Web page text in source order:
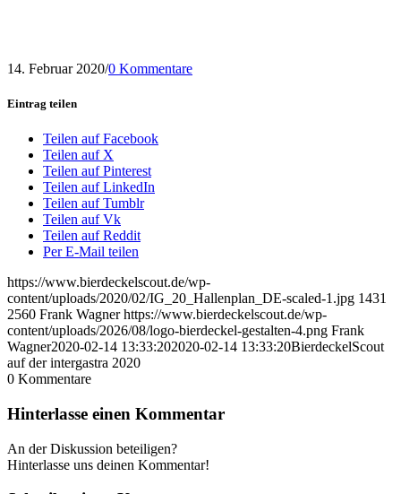
14. Februar 2020/0 Kommentare
Eintrag teilen
Teilen auf Facebook
Teilen auf X
Teilen auf Pinterest
Teilen auf LinkedIn
Teilen auf Tumblr
Teilen auf Vk
Teilen auf Reddit
Per E-Mail teilen
https://www.bierdeckelscout.de/wp-
content/uploads/2020/02/IG_20_Hallenplan_DE-scaled-1.jpg 1431
2560 Frank Wagner https://www.bierdeckelscout.de/wp-
content/uploads/2026/08/logo-bierdeckel-gestalten-4.png Frank
Wagner2020-02-14 13:33:202020-02-14 13:33:20BierdeckelScout
auf der intergastra 2020
0 Kommentare
Hinterlasse einen Kommentar
An der Diskussion beteiligen?
Hinterlasse uns deinen Kommentar!